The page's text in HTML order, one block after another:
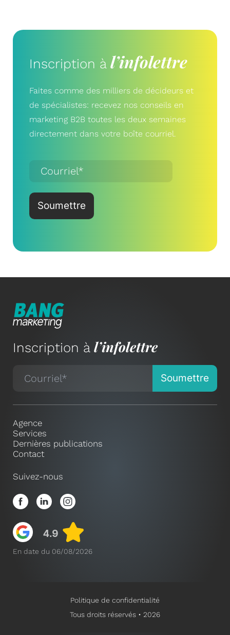
Inscription à l’infolettre
Faites comme des milliers de décideurs et
de spécialistes: recevez nos conseils en
marketing B2B toutes les deux semaines
directement dans votre boîte courriel.
Inscription à l’infolettre
Agence
Services
Dernières publications
Contact
Suivez-nous
En date du 06/08/2026
Politique de confidentialité
Tous droits réservés • 2026